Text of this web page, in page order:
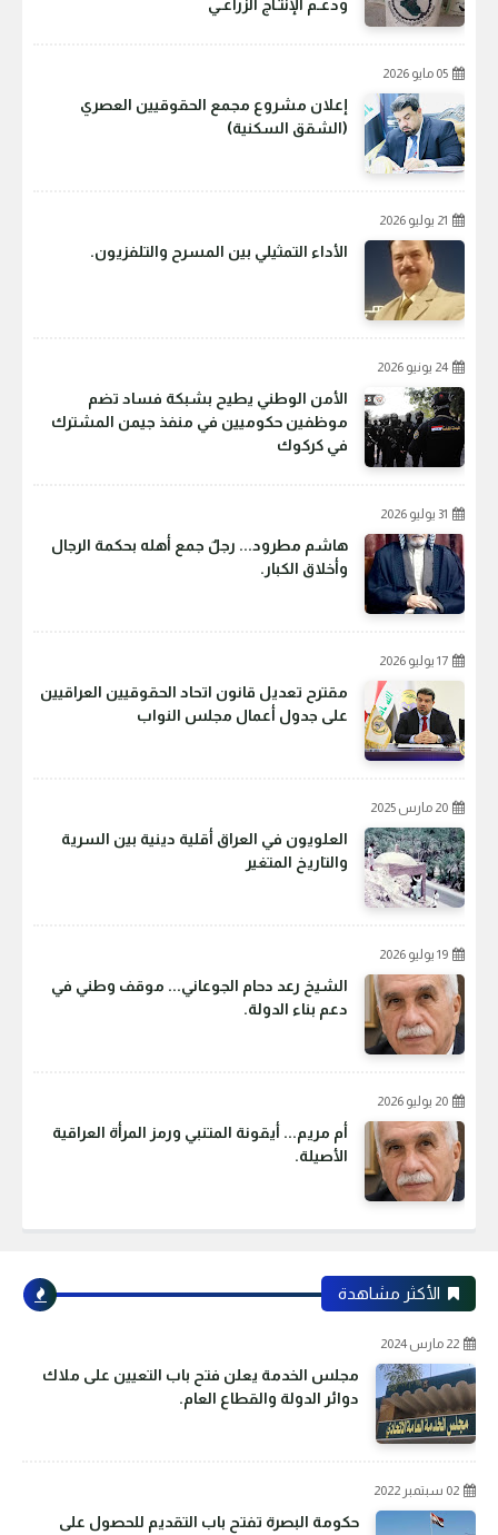
ودعـم الإنتـاج الزراعـي
05 مايو 2026
إعلان مشروع مجمع الحقوقيين العصري
(الشقق السكنية)
21 يوليو 2026
الأداء التمثيلي بين المسرح والتلفزيون.
24 يونيو 2026
الأمن الوطني يطيح بشبكة فساد تضم
موظفين حكوميين في منفذ جيمن المشترك
في كركوك
31 يوليو 2026
هاشم مطرود... رجلٌ جمع أهله بحكمة الرجال
وأخلاق الكبار.
17 يوليو 2026
مقترح تعديل قانون اتحاد الحقوقيين العراقيين
على جدول أعمال مجلس النواب
20 مارس 2025
العلويون في العراق أقلية دينية بين السرية
والتاريخ المتغير
19 يوليو 2026
الشيخ رعد دحام الجوعاني... موقف وطني في
دعم بناء الدولة.
20 يوليو 2026
أم مريم... أيقونة المتنبي ورمز المرأة العراقية
الأصيلة.
الأكثر مشاهدة
22 مارس 2024
مجلس الخدمة يعلن فتح باب التعيين على ملاك
دوائر الدولة والقطاع العام.
02 سبتمبر 2022
حكومة البصرة تفتح باب التقديم للحصول على